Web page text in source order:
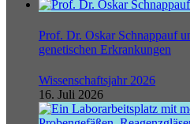
Prof. Dr. Oskar Schnappauf
genetischen Erkrankungen
Wissenschaftsjahr 2026
16. Juli 2026